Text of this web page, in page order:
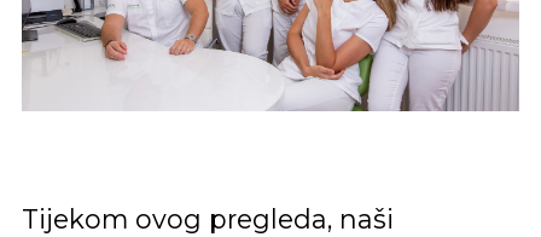
Tijekom ovog pregleda, naši